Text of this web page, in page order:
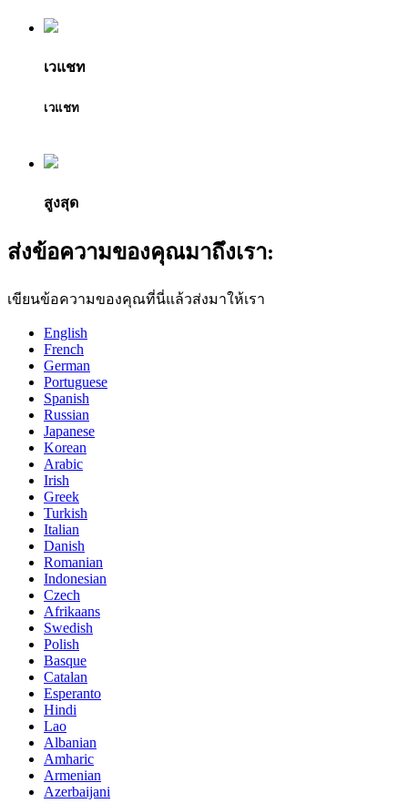
เวแชท
เวแชท
สูงสุด
ส่งข้อความของคุณมาถึงเรา:
เขียนข้อความของคุณที่นี่แล้วส่งมาให้เรา
English
French
German
Portuguese
Spanish
Russian
Japanese
Korean
Arabic
Irish
Greek
Turkish
Italian
Danish
Romanian
Indonesian
Czech
Afrikaans
Swedish
Polish
Basque
Catalan
Esperanto
Hindi
Lao
Albanian
Amharic
Armenian
Azerbaijani